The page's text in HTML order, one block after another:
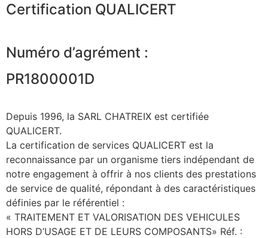
Certification QUALICERT
Numéro d’agrément :
PR1800001D
Depuis 1996, la SARL CHATREIX est certifiée
QUALICERT.
La certification de services QUALICERT est la
reconnaissance par un organisme tiers indépendant de
notre engagement à offrir à nos clients des prestations
de service de qualité, répondant à des caractéristiques
définies par le référentiel :
« TRAITEMENT ET VALORISATION DES VEHICULES
HORS D’USAGE ET DE LEURS COMPOSANTS» Réf. :